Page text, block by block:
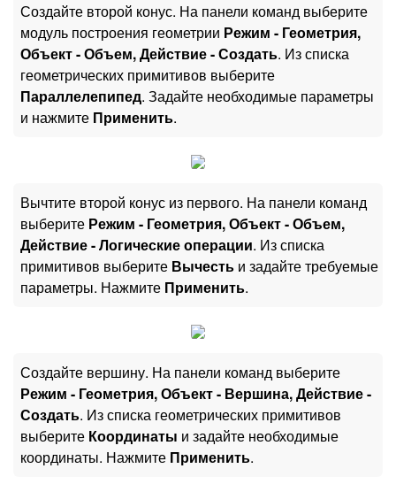
Создайте второй конус. На панели команд выберите
модуль построения геометрии Режим - Геометрия,
Объект - Объем, Действие - Создать. Из списка
геометрических примитивов выберите
Параллелепипед. Задайте необходимые параметры
и нажмите Применить.
Вычтите второй конус из первого. На панели команд
выберите Режим - Геометрия, Объект - Объем,
Действие - Логические операции. Из списка
примитивов выберите Вычесть и задайте требуемые
параметры. Нажмите Применить.
Создайте вершину. На панели команд выберите
Режим - Геометрия, Объект - Вершина, Действие -
Создать. Из списка геометрических примитивов
выберите Координаты и задайте необходимые
координаты. Нажмите Применить.